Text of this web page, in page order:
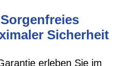
Sicherheit
erleben Sie im